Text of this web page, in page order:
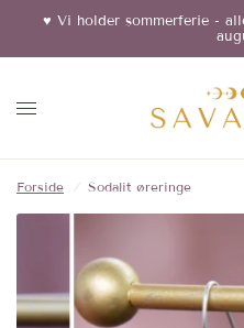
♥︎ Vi holder sommerferie -
Forside Sodalit øreringe